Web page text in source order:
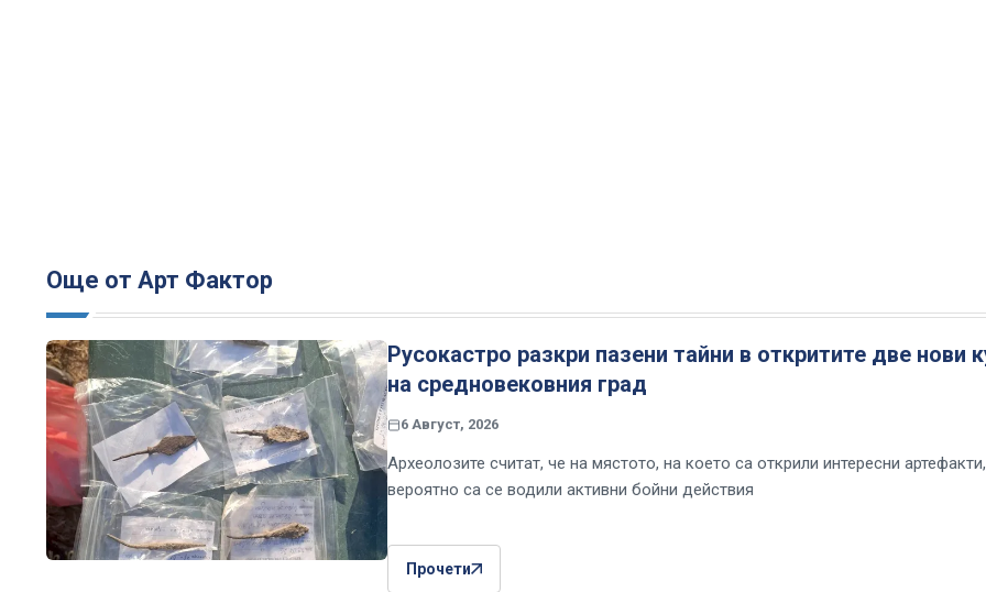
Още от Арт Фактор
Русокастро разкри пазени тайни в откритите две нови
на средновековния град
6 Август, 2026
Археолозите считат, че на мястото, на което са открили интересни
вероятно са се водили активни бойни действия
Прочети